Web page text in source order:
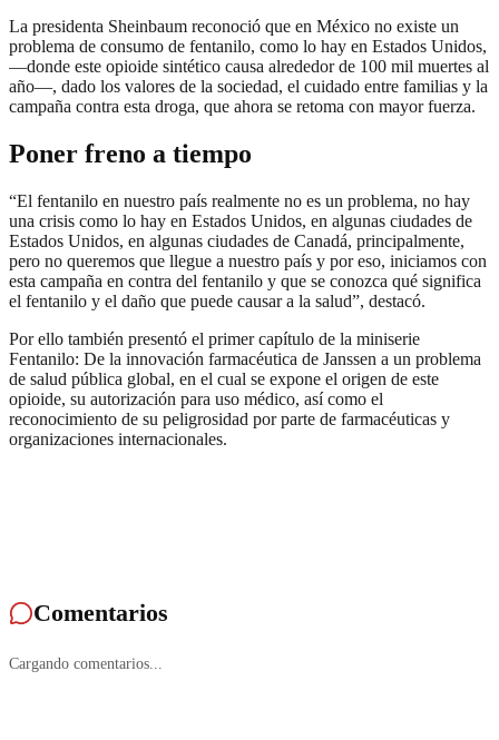
La presidenta Sheinbaum reconoció que en México no existe un
problema de consumo de fentanilo, como lo hay en Estados Unidos,
—donde este opioide sintético causa alrededor de 100 mil muertes al
año—, dado los valores de la sociedad, el cuidado entre familias y la
campaña contra esta droga, que ahora se retoma con mayor fuerza.
Poner freno a tiempo
“El fentanilo en nuestro país realmente no es un problema, no hay
una crisis como lo hay en Estados Unidos, en algunas ciudades de
Estados Unidos, en algunas ciudades de Canadá, principalmente,
pero no queremos que llegue a nuestro país y por eso, iniciamos con
esta campaña en contra del fentanilo y que se conozca qué significa
el fentanilo y el daño que puede causar a la salud”, destacó.
Por ello también presentó el primer capítulo de la miniserie
Fentanilo: De la innovación farmacéutica de Janssen a un problema
de salud pública global, en el cual se expone el origen de este
opioide, su autorización para uso médico, así como el
reconocimiento de su peligrosidad por parte de farmacéuticas y
organizaciones internacionales.
Comentarios
Cargando comentarios...